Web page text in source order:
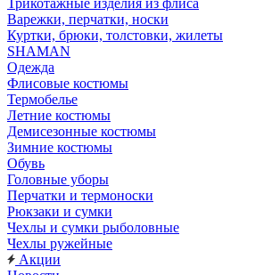
Трикотажные изделия из флиса
Варежки, перчатки, носки
Куртки, брюки, толстовки, жилеты
SHAMAN
Одежда
Флисовые костюмы
Термобелье
Летние костюмы
Демисезонные костюмы
Зимние костюмы
Обувь
Головные уборы
Перчатки и термоноски
Рюкзаки и сумки
Чехлы и сумки рыболовные
Чехлы ружейные
Акции